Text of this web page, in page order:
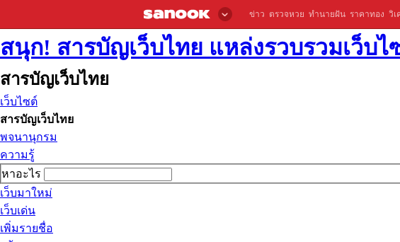
ข่าว ตรวจหวย ทำนายฝัน ราคาทอง วิเ
สนุก! สารบัญเว็บไทย แหล่งรวบรวมเว็บ
สารบัญเว็บไทย
เว็บไซต์
สารบัญเว็บไทย
พจนานุกรม
ความรู้
หาอะไร
เว็บมาใหม่
เว็บเด่น
เพิ่มรายชื่อ